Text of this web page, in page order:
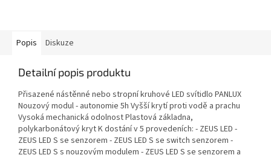
Popis Diskuze
Detailní popis produktu
Přisazené nástěnné nebo stropní kruhové LED svítidlo PANLUX
Nouzový modul - autonomie 5h Vyšší krytí proti vodě a prachu
Vysoká mechanická odolnost Plastová základna,
polykarbonátový kryt K dostání v 5 provedeních: - ZEUS LED -
ZEUS LED S se senzorem - ZEUS LED S se switch senzorem -
ZEUS LED S s nouzovým modulem - ZEUS LED S se senzorem a